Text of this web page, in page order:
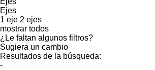
Ejes
1 eje 2 ejes
mostrar todos
¿Le faltan algunos filtros?
Sugiera un cambio
Resultados de la búsqueda:
-